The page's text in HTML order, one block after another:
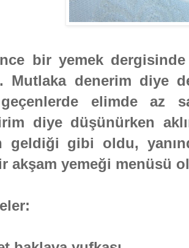
bir yemek
Mutlaka denerim diye
elimde az
diye düşünürken
geldiği gibi oldu,
akşam yemeği menüsü